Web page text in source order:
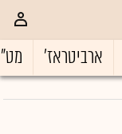
ארביטראז'